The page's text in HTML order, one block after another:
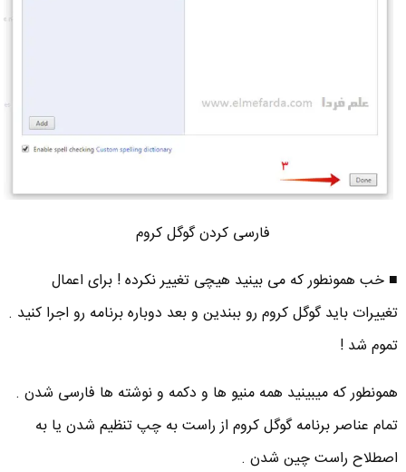
فارسی کردن گوگل کروم
■ خب همونطور که می بینید هیچی تغییر نکرده ! برای اعمال
تغییرات باید گوگل کروم رو ببندین و بعد دوباره برنامه رو اجرا کنید .
تموم شد !
همونطور که میبینید همه منیو ها و دکمه و نوشته ها فارسی شدن .
تمام عناصر برنامه گوگل کروم از راست به چپ تنظیم شدن یا به
اصطلاح راست چین شدن .